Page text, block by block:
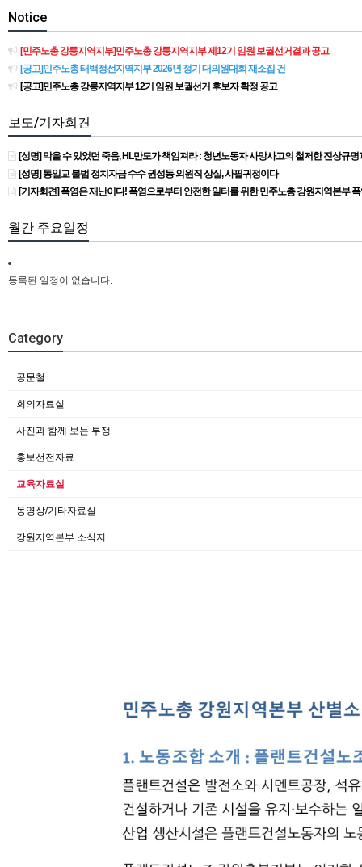
Notice
[민주노총 강릉지역지부]민주노총 강릉지역지부 제12기 임원 보궐선거결과 공고
[공고]민주노총 태백정선지역지부 2026년 정기 대의원대회 재소집 건
[공고]민주노총 강릉지역지부 12기 임원 보궐선거 후보자 확정 공고
보도/기자회견
[성명] 막을 수 있었던 죽음, HL만도가 책임져라 : 청년노동자 사망사고의 철저한 진상규
[성명] 통일교 불법 정치자금 수수 권성동 의원직 상실, 사필귀정이다
[기자회견] 폭염은 재난이다! 폭염으로부터 안전한 일터를 위한 민주노총 강원지역본부
월간 주요일정
등록된 일정이 없습니다.
Category
공문철
회의자료실
사진과 함께 보는 투쟁
홍보선전자료
교육자료실
동영상/기타자료실
강원지역본부 소식지